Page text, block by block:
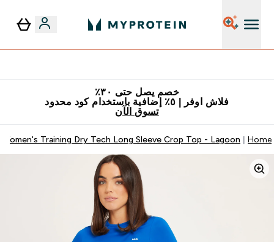
خصم يصل حتى ٣٠٪
فلاش اوفر | ٥٪ إضافية باستخدام كود محدود
تسوق الآن
Home
Women's Training Dry Tech Long Sleeve Crop Top - Lagoon